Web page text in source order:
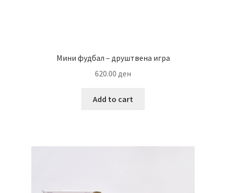
Мини фудбал – друштвена игра
620.00 ден
Add to cart